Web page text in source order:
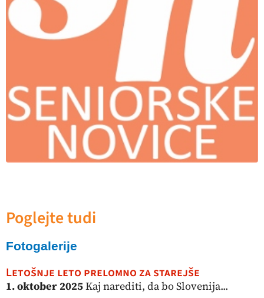
Poglejte tudi
Fotogalerije
Letošnje leto prelomno za starejše
1. oktober 2025Kaj narediti, da bo Slovenija...